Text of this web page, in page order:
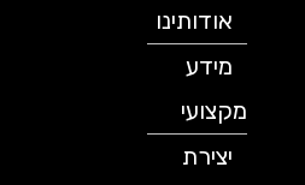
אודותינו
מידע
מקצועי
יצירת